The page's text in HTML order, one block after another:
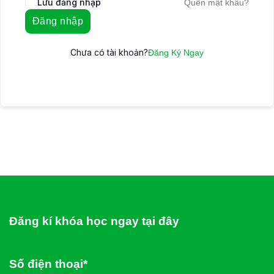
Lưu đăng nhập Quên mật khẩu?
Đăng nhập
Chưa có tài khoản?Đăng Ký Ngay
Đăng kí khóa học ngay tại đây
Số điện thoại*